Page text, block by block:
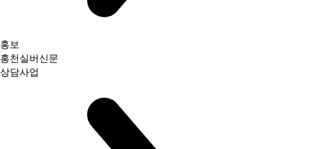
홍보
홍천실버신문
상담사업